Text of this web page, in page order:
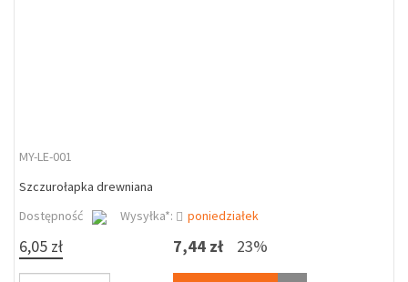
MY-LE-001
Szczurołapka drewniana
Dostępność
Wysyłka*: poniedziałek
6,05 zł 7,44 zł 23%